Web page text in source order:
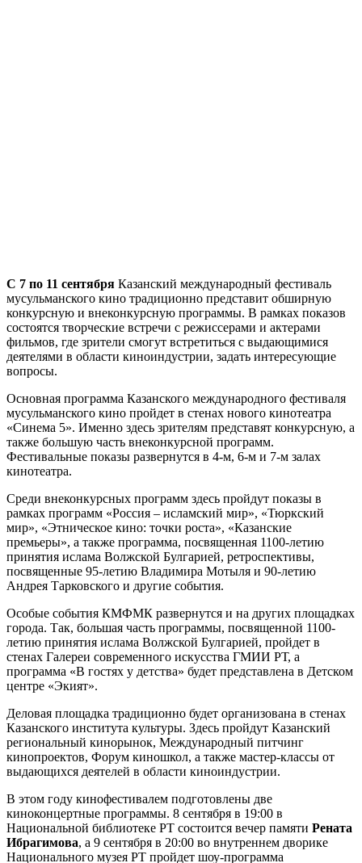
С 7 по 11 сентября Казанский международный фестиваль
мусульманского кино традиционно представит обширную
конкурсную и внеконкурсную программы. В рамках показов
состоятся творческие встречи с режиссерами и актерами
фильмов, где зрители смогут встретиться с выдающимися
деятелями в области киноиндустрии, задать интересующие
вопросы.
Основная программа Казанского международного фестиваля
мусульманского кино пройдет в стенах нового кинотеатра
«Синема 5». Именно здесь зрителям представят конкурсную, а
также большую часть внеконкурсной программ.
Фестивальные показы развернутся в 4-м, 6-м и 7-м залах
кинотеатра.
Среди внеконкурсных программ здесь пройдут показы в
рамках программ «Россия – исламский мир», «Тюркский
мир», «Этническое кино: точки роста», «Казанские
премьеры», а также программа, посвященная 1100-летию
принятия ислама Волжской Булгарией, ретроспективы,
посвященные 95-летию Владимира Мотыля и 90-летию
Андрея Тарковского и другие события.
Особые события КМФМК развернутся и на других площадках
города. Так, большая часть программы, посвященной 1100-
летию принятия ислама Волжской Булгарией, пройдет в
стенах Галереи современного искусства ГМИИ РТ, а
программа «В гостях у детства» будет представлена в Детском
центре «Экият».
Деловая площадка традиционно будет организована в стенах
Казанского института культуры. Здесь пройдут Казанский
региональный кинорынок, Международный питчинг
кинопроектов, Форум киношкол, а также мастер-классы от
выдающихся деятелей в области киноиндустрии.
В этом году кинофестивалем подготовлены две
киноконцертные программы. 8 сентября в 19:00 в
Национальной библиотеке РТ состоится вечер памяти Рената
Ибрагимова, а 9 сентября в 20:00 во внутреннем дворике
Национального музея РТ пройдет шоу-программа